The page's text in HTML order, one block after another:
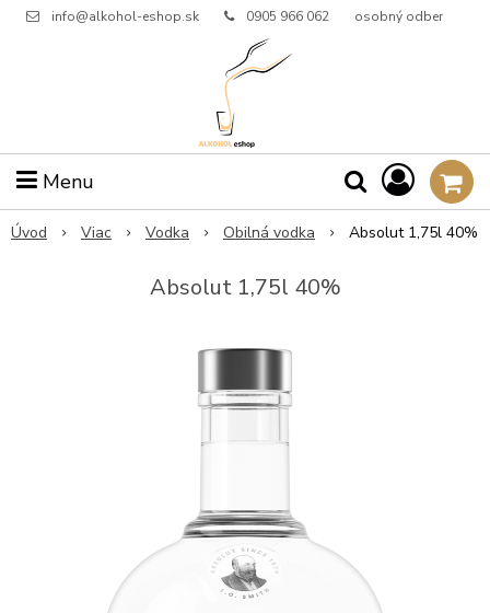
info@alkohol-eshop.sk 0905 966 062 osobný odber
Menu
Úvod Viac Vodka Obilná vodka Absolut 1,75l 40%
Absolut 1,75l 40%